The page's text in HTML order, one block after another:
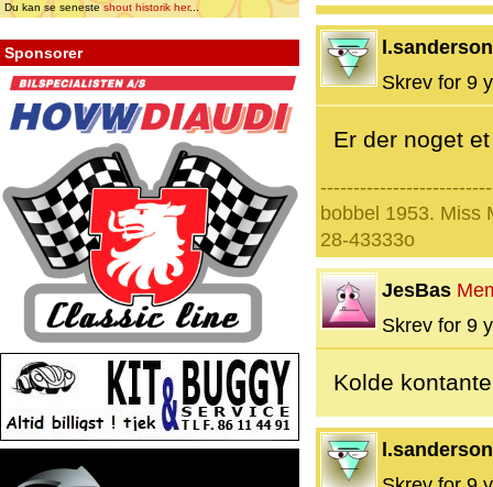
Du kan se senesteshout historik her...
Sponsorer
l.sanderson
Skrev for 9
Er der noget
bobbel 1953. Miss
28-43333o
JesBas
Skrev for 9
Kolde
l.sanderson